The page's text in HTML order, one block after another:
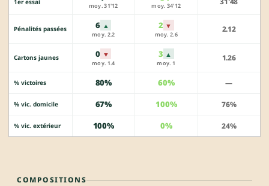
moy. 31'12 moy. 34'12
Pénalités passées 6 ▲
moy. 2.2
2 ▼
moy. 2.6
2.12
Cartons jaunes 0 ▼
moy. 1.4
3 ▲
moy. 1
1.26
% victoires 80% 60% —
% vic. domicile 67% 100% 76%
% vic. extérieur 100% 0% 24%
COMPOSITIONS